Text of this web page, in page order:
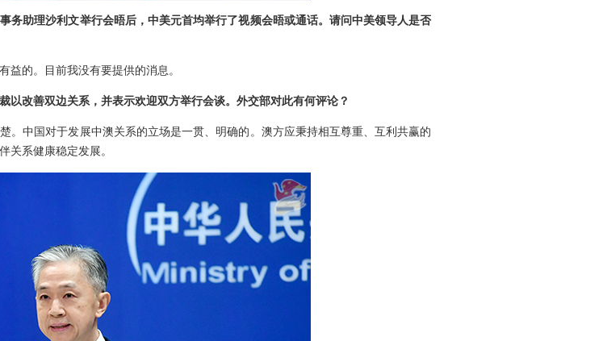
务助理沙利文举行会晤后，中美元首均举行了视频会晤或通话。请问中美领导人是否
益的。目前我没有要提供的消息。
以改善双边关系，并表示欢迎双方举行会谈。外交部对此有何评论？
。中国对于发展中澳关系的立场是一贯、明确的。澳方应秉持相互尊重、互利共赢的
关系健康稳定发展。